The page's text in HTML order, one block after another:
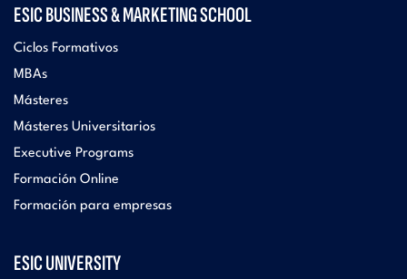
ESIC BUSINESS & MARKETING SCHOOL
Ciclos Formativos
MBAs
Másteres
Másteres Universitarios
Executive Programs
Formación Online
Formación para empresas
ESIC UNIVERSITY